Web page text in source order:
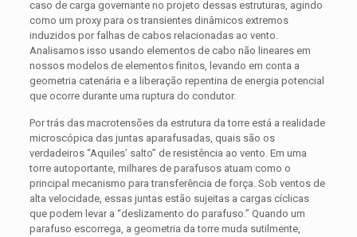
caso de carga governante no projeto dessas estruturas, agindo
como um proxy para os transientes dinâmicos extremos
induzidos por falhas de cabos relacionadas ao vento.
Analisamos isso usando elementos de cabo não lineares em
nossos modelos de elementos finitos, levando em conta a
geometria catenária e a liberação repentina de energia potencial
que ocorre durante uma ruptura do condutor.
Por trás das macrotensões da estrutura da torre está a realidade
microscópica das juntas aparafusadas, quais são os
verdadeiros “Aquiles’ salto” de resistência ao vento. Em uma
torre autoportante, milhares de parafusos atuam como o
principal mecanismo para transferência de força. Sob ventos de
alta velocidade, essas juntas estão sujeitas a cargas cíclicas
que podem levar a “deslizamento do parafuso.” Quando um
parafuso escorrega, a geometria da torre muda sutilmente,